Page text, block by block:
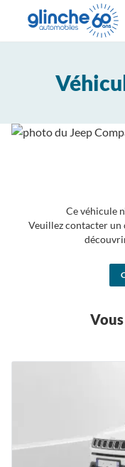
Ce véhicule
Veuillez contacter